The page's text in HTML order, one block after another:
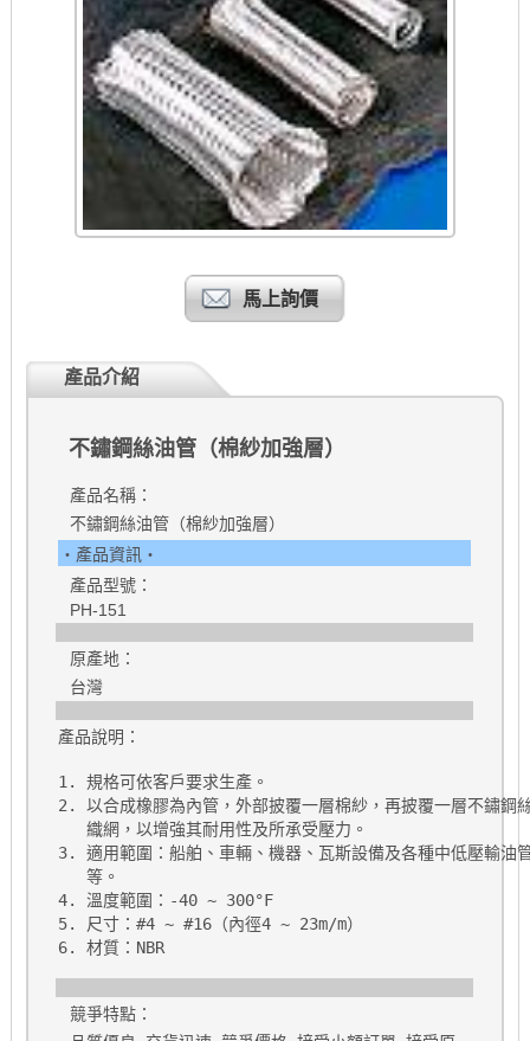
馬上詢價
產品介紹
不鏽鋼絲油管（棉紗加強層）
產品名稱：
不鏽鋼絲油管（棉紗加強層）
‧產品資訊‧
產品型號：
PH-151
原產地：
台灣
產品說明：
1. 規格可依客戶要求生產。
2. 以合成橡膠為內管，外部披覆一層棉紗，再披覆一層不鏽鋼
   織網，以增強其耐用性及所承受壓力。
3. 適用範圍：船舶、車輛、機器、瓦斯設備及各種中低壓輸油
   等。
4. 溫度範圍：-40 ~ 300°F
5. 尺寸：#4 ~ #16（內徑4 ~ 23m/m）
6. 材質：NBR
競爭特點：